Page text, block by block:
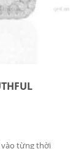
vào từng thời